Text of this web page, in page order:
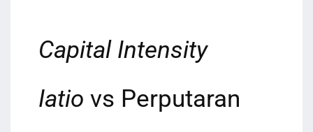
Capital Intensity
Iatio vs Perputaran